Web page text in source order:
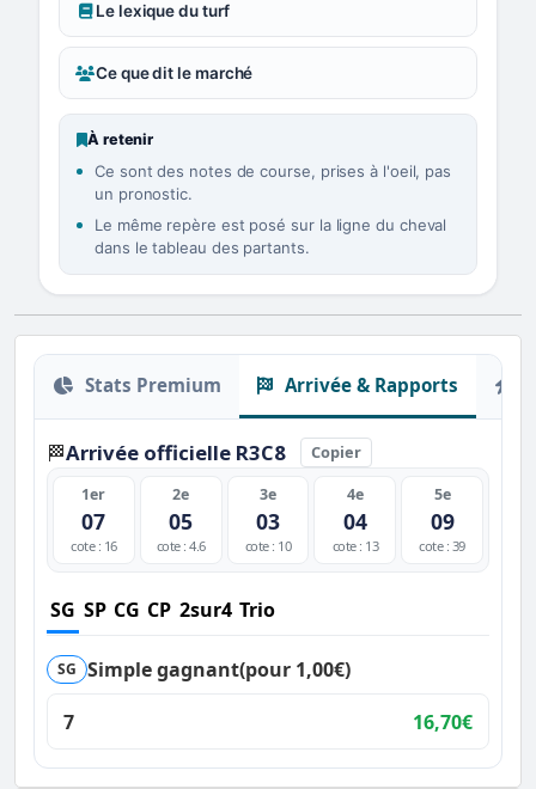
Le lexique du turf
Ce que dit le marché
À retenir
Ce sont des notes de course, prises à l'oeil, pas
un pronostic.
Le même repère est posé sur la ligne du cheval
dans le tableau des partants.
Stats Premium Arrivée & Rapports
🏁Arrivée officielle R3C8 Copier
1er
07
cote : 16
2e
05
cote : 4.6
3e
03
cote : 10
4e
04
cote : 13
5e
09
cote : 39
SG SP CG CP 2sur4 Trio
SG Simple gagnant(pour 1,00€)
7
16,70€